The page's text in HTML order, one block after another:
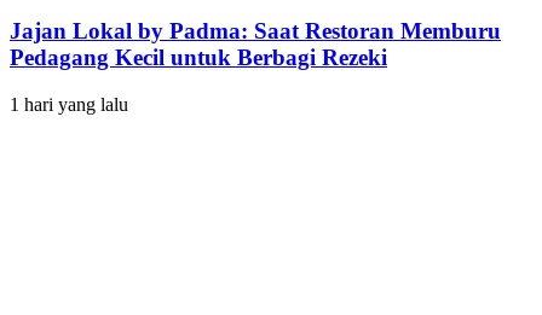
Jajan Lokal by Padma: Saat Restoran Memburu
Pedagang Kecil untuk Berbagi Rezeki
1 hari yang lalu